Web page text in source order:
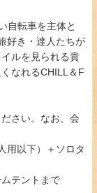
自転車を主体と
好き・達人たちが
ルを見られる貴
なれるCHILL＆F
さい。なお、会
以下）＋ソロタ
テントまで